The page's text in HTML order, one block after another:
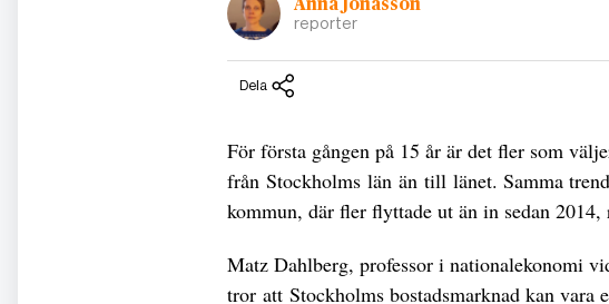
Anna Jonasson
reporter
Dela
För första gången på 15 år är det fler som
från Stockholms län än till länet. Samma
kommun, där fler flyttade ut än in sedan 2014,
Matz Dahlberg, professor i nationalekonomi
tror att Stockholms bostadsmarknad kan vara